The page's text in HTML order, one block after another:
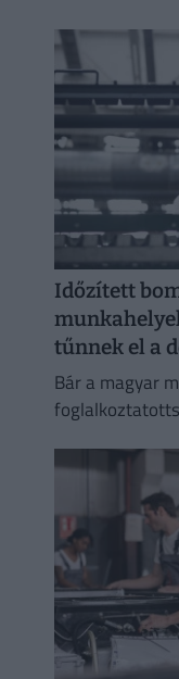
Időzített
tűnnek el a
Bár a magyar
mértékben.